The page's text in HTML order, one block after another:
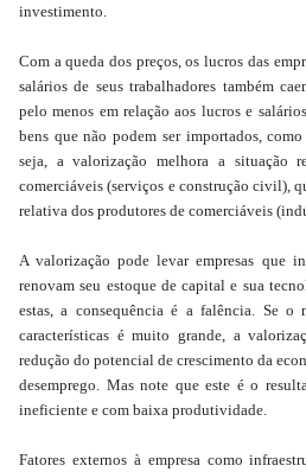
investimento.
Com a queda dos preços, os lucros das
salários de seus trabalhadores também
pelo menos em relação aos lucros e
bens que não podem ser importados,
seja, a valorização melhora a situação
comerciáveis (serviços e construção civil),
relativa dos produtores de comerciáveis
A valorização pode levar empresas que
renovam seu estoque de capital e sua
estas, a consequência é a falência. Se o
características é muito grande, a
redução do potencial de crescimento da
desemprego. Mas note que este é o
ineficiente e com baixa produtividade.
Fatores externos à empresa como